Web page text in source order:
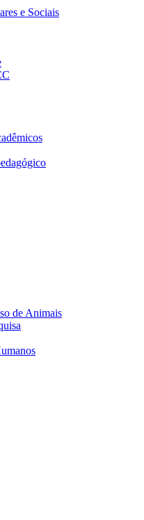
e Sociais
de Animais